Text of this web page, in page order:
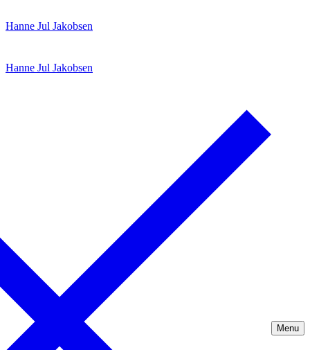
til
Hanne Jul Jakobsen
Hanne Jul Jakobsen
Menu